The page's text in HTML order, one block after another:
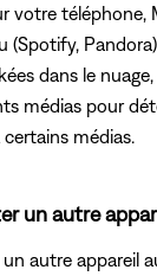
votre téléphone,
(Spotify,
dans le
médias pour
médias.
un autre
autre appareil